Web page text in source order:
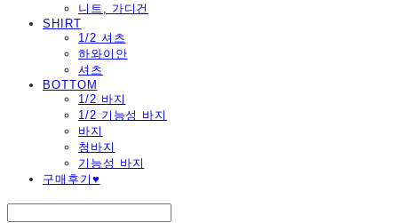
니트, 가디건
SHIRT
1/2 셔츠
하와이안
셔츠
BOTTOM
1/2 바지
1/2 기능성 바지
바지
청바지
기능성 바지
구매후기♥